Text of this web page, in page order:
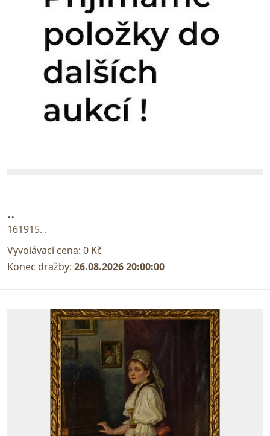
..
161915. .
Vyvolávací cena: 0 Kč
Konec dražby: 26.08.2026 20:00:00